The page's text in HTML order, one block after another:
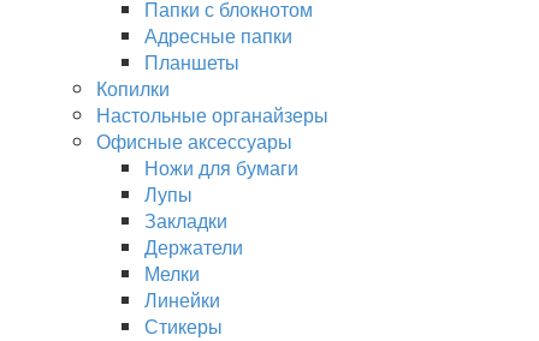
Папки с блокнотом
Адресные папки
Планшеты
Копилки
Настольные органайзеры
Офисные аксессуары
Ножи для бумаги
Лупы
Закладки
Держатели
Мелки
Линейки
Стикеры